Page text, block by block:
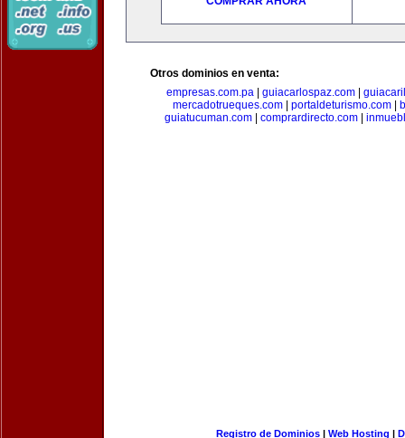
Otros dominios en venta:
empresas.com.pa| guiacarlospaz.com|
mercadotrueques.com| portaldeturismo.com|
guiatucuman.com
comprardirecto.com
Registro de Dominios| Web Hosting |